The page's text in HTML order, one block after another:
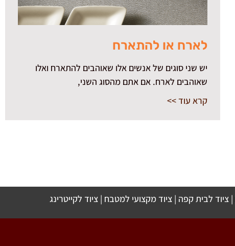
לארח או להתארח
יש שני סוגים של אנשים אלו שאוהבים להתארח ואלו
שאוהבים לארח. אם אתם מהסוג השני,
קרא עוד >>
| ציוד לבית קפה | ציוד מקצועי למטבח | ציוד לקייטרינג